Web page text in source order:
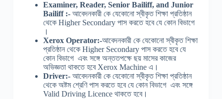
Examiner, Reader, Senior Bailiff, and Junior
Bailiff :- আবেদনকারী কে যেকোনো স্বীকৃত শিক্ষা প্রতিষ্ঠান
থেকে Higher Secondary পাস করতে হবে যে কোন বিভাগে
।
Xerox Operator:-আবেদনকারী কে যেকোনো স্বীকৃত শিক্ষা
প্রতিষ্ঠান থেকে Higher Secondary পাস করতে হবে যে
কোন বিভাগে এবং সঙ্গে অন্ততপক্ষে ছয় মাসের কাজের
অভিজ্ঞতা থাকতে হবে Xerox Machine এ।
Driver:- আবেদনকারী কে যেকোনো স্বীকৃত শিক্ষা প্রতিষ্ঠান
থেকে অষ্টম শ্রেণি পাস করতে হবে যে কোন বিভাগে এবং সঙ্গে
Valid Driving Licence থাকতে হবে।